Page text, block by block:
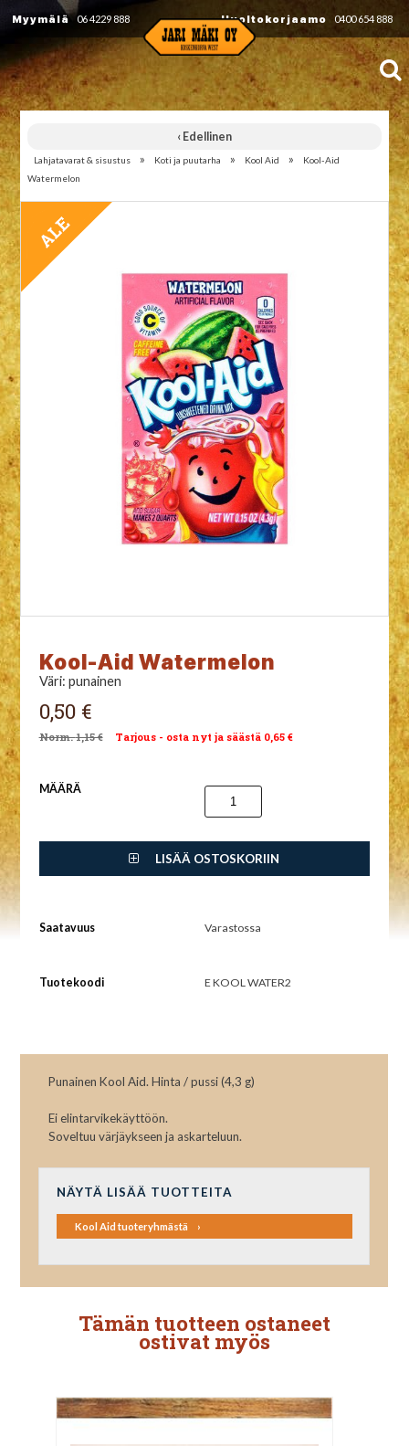
Myymälä 06 4229 888 Huoltokorjaamo 0400 654 888
‹ Edellinen
Lahjatavarat & sisustus » Koti ja puutarha » Kool Aid »
Kool-Aid
Watermelon
Kool-Aid Watermelon
Väri: punainen
0,50 €
1,15 € Tarjous - osta nyt ja säästä 0,65 €
MÄÄRÄ
LISÄÄ OSTOSKORIIN
Saatavuus Varastossa
Tuotekoodi E KOOL WATER2
Punainen Kool Aid. Hinta / pussi (4,3 g)
Ei elintarvikekäyttöön.
Soveltuu värjäykseen ja askarteluun.
NÄYTÄ LISÄÄ TUOTTEITA
Kool Aid tuoteryhmästä
Tämän tuotteen ostaneet
ostivat myös